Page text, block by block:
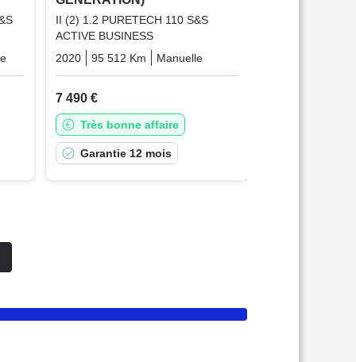
II (2) 1.2 PURETECH 110 S&S
ACTIVE BUSINESS
2020
95 512 Km Manuelle
7 490 €
Très bonne affaire
Garantie 12 mois